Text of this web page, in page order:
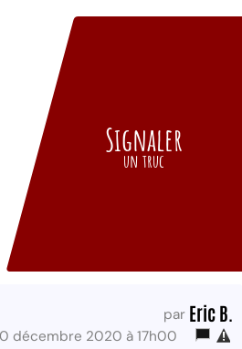
Signaler
un truc
par Eric B.
décembre 2020 à 17h00